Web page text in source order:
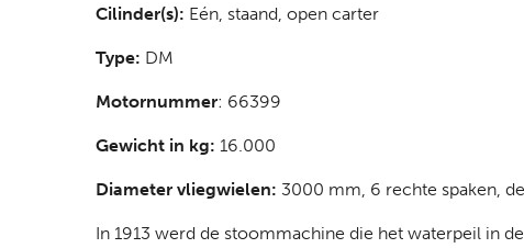
Cilinder(s): Eén, staand, open carter
Type: DM
Motornummer: 66399
Gewicht in kg: 16.000
Diameter vliegwielen: 3000 mm, 6 rechte spaken,
In 1913 werd de stoommachine die het waterpeil in